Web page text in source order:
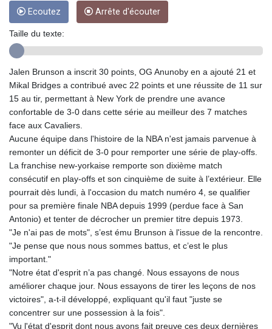
EGP 49.631449
ETB 160.923669
EUR 0.86495
FJD 2.20855
FKP 0.74148
GEL 2.610391
GGP 0.74148
GHS 11.700039
GIP 0.74148
GMD 73.503851
GNF
8756.649224
GTQ 7.607144
GYD 208.588851
HNL 26.723176
HRK 6.518804
HTG 130.363707
IDR 17801
Ecoutez Arrête d'écouter
Taille du texte:
Jalen Brunson a inscrit 30 points, OG Anunoby en a ajouté 21 et
Mikal Bridges a contribué avec 22 points et une réussite de 11 sur
15 au tir, permettant à New York de prendre une avance
confortable de 3-0 dans cette série au meilleur des 7 matches
face aux Cavaliers.
Aucune équipe dans l'histoire de la NBA n'est jamais parvenue à
remonter un déficit de 3-0 pour remporter une série de play-offs.
La franchise new-yorkaise remporte son dixième match
consécutif en play-offs et son cinquième de suite à l’extérieur. Elle
pourrait dès lundi, à l'occasion du match numéro 4, se qualifier
pour sa première finale NBA depuis 1999 (perdue face à San
Antonio) et tenter de décrocher un premier titre depuis 1973.
"Je n'ai pas de mots", s’est ému Brunson à l'issue de la rencontre.
"Je pense que nous nous sommes battus, et c’est le plus
important."
"Notre état d'esprit n’a pas changé. Nous essayons de nous
améliorer chaque jour. Nous essayons de tirer les leçons de nos
victoires", a-t-il développé, expliquant qu'il faut "juste se
concentrer sur une possession à la fois".
"Vu l'état d'esprit dont nous avons fait preuve ces deux dernières